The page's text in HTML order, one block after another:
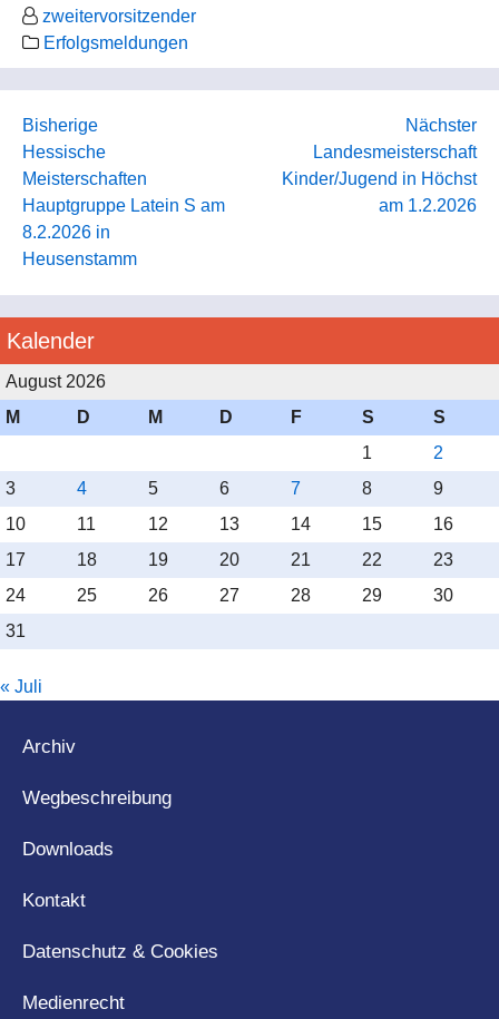
zweitervorsitzender
Erfolgsmeldungen
Bisherige
Hessische
Meisterschaften
Hauptgruppe Latein S am
8.2.2026 in
Heusenstamm
Nächster
Landesmeisterschaft
Kinder/Jugend in Höchst
am 1.2.2026
Kalender
August 2026
M
D M D F S
S
1
2
3
4 5 6 7 8
9
10
11 12 13 14 15
16
17
18 19 20 21 22
23
24
25 26 27 28 29
30
31
« Juli
Archiv
Wegbeschreibung
Downloads
Kontakt
Datenschutz & Cookies
Medienrecht